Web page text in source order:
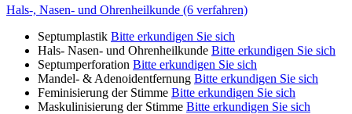
Hals-, Nasen- und Ohrenheilkunde (6 verfahren)
Septumplastik Bitte erkundigen Sie sich
Hals- Nasen- und Ohrenheilkunde Bitte erkundigen Sie sich
Septumperforation Bitte erkundigen Sie sich
Mandel- & Adenoidentfernung Bitte erkundigen Sie sich
Feminisierung der Stimme Bitte erkundigen Sie sich
Maskulinisierung der Stimme Bitte erkundigen Sie sich